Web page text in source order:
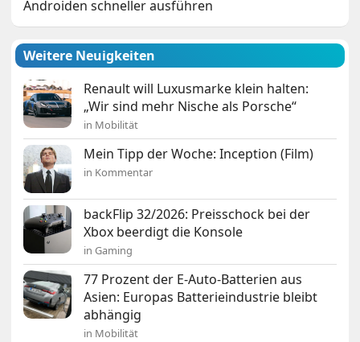
Androiden schneller ausführen
Weitere Neuigkeiten
Renault will Luxusmarke klein halten:
„Wir sind mehr Nische als Porsche“
in Mobilität
Mein Tipp der Woche: Inception (Film)
in Kommentar
backFlip 32/2026: Preisschock bei der
Xbox beerdigt die Konsole
in Gaming
77 Prozent der E-Auto-Batterien aus
Asien: Europas Batterieindustrie bleibt
abhängig
in Mobilität